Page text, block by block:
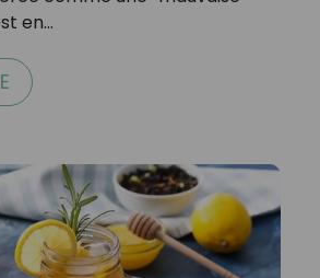
en…